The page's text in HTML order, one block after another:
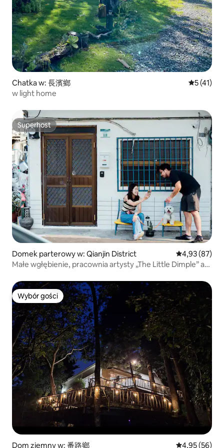
Chatka w: 長濱鄉 Średnia
5 (41)
w light home
Superhost
Superhost
Domek parterowy w: Qianjin District Średnia
4,93 (87)
Małe wgłębienie, pracownia artysty „The Little Dimple” an
Wybór gości
Wybór gości
Dom ziemny w: 番路鄉 Średnia
4,95 (56)